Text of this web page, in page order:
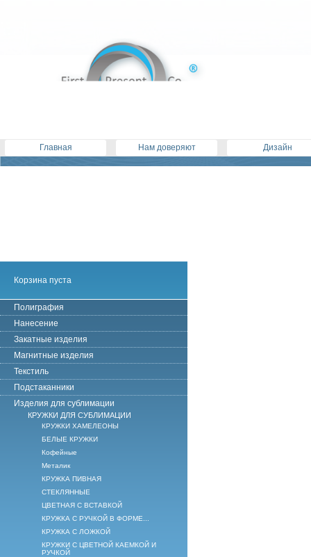
Главная Нам доверяют Дизайн
Корзина пуста
Полиграфия
Нанесение
Закатные изделия
Магнитные изделия
Текстиль
Подстаканники
Изделия для сублимации
КРУЖКИ ДЛЯ СУБЛИМАЦИИ
КРУЖКИ ХАМЕЛЕОНЫ
БЕЛЫЕ КРУЖКИ
Кофейные
Металик
КРУЖКА ПИВНАЯ
СТЕКЛЯННЫЕ
ЦВЕТНАЯ С ВСТАВКОЙ
КРУЖКА С РУЧКОЙ В ФОРМЕ...
КРУЖКА С ЛОЖКОЙ
КРУЖКИ С ЦВЕТНОЙ КАЕМКОЙ И
РУЧКОЙ